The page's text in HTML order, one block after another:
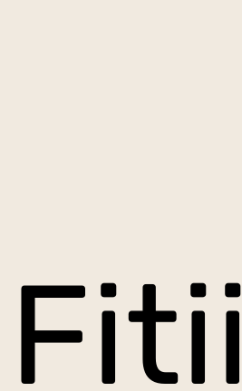
Fitii